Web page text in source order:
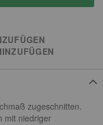
zugeschnitten.
mit niedriger